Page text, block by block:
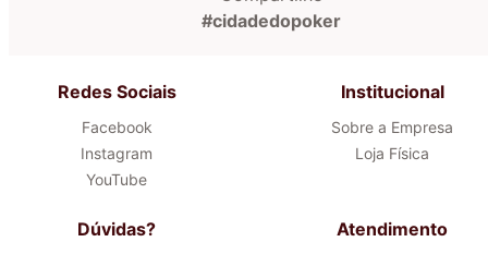
#cidadedopoker
Redes Sociais
Facebook
Instagram
YouTube
Institucional
Sobre a Empresa
Loja Física
Dúvidas? Atendimento